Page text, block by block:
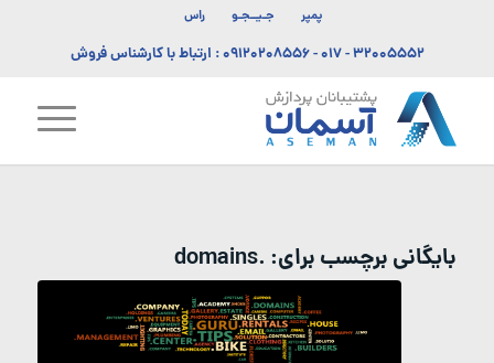
پمپر جـیــجـو راس
۳۲۰۰۵۵۵۲ - ۰۱۷ -۰۹۱۲۰۲۰۸۵۵۶: ارتباط با کارشناس فروش
بایگانی برچسب برای: .domains